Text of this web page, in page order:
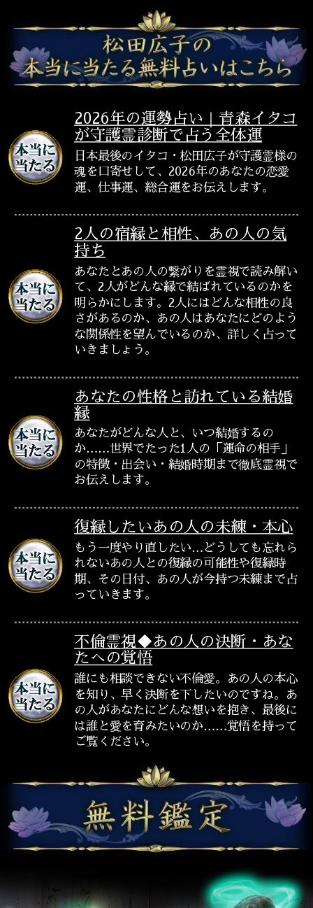
2026年の運勢占い｜青森イタコ
が守護霊診断で占う全体運
日本最後のイタコ・松田広子が守護霊様の
魂を口寄せして、2026年のあなたの恋愛
運、仕事運、総合運をお伝えします。
2人の宿縁と相性、あの人の気
持ち
あなたとあの人の繋がりを霊視で読み解い
て、2人がどんな縁で結ばれているのかを
明らかにします。2人にはどんな相性の良
さがあるのか、あの人はあなたにどのよう
な関係性を望んでいるのか、詳しく占って
いきましょう。
あなたの性格と訪れている結婚
縁
あなたがどんな人と、いつ結婚するの
か……世界でたった1人の「運命の相手」
の特徴・出会い・結婚時期まで徹底霊視で
お伝えします。
復縁したいあの人の未練・本心
もう一度やり直したい…どうしても忘れら
れないあの人との復縁の可能性や復縁時
期、その日付、あの人が今持つ未練まで占
っていきます。
不倫霊視◆あの人の決断・あな
たへの覚悟
誰にも相談できない不倫愛。あの人の本心
を知り、早く決断を下したいのですね。あ
の人があなたにどんな想いを抱き、最後に
は誰と愛を育みたいのか……覚悟を持って
ご覧ください。